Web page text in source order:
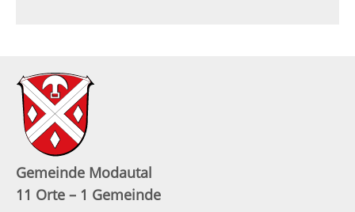
Gemeinde Modautal
11 Orte – 1 Gemeinde